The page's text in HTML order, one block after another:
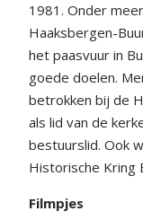
1981. Onder
Haaksbergen-
het paasvuur in
goede doelen.
betrokken bij de
als lid van de
bestuurslid. Ook
Historische Kring
Filmpjes